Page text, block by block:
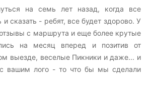
на семь лет назад, когда все
и сказать - ребят, все будет здорово. У
с маршрута и еще более крутые
на месяц вперед и позитив от
выезде, веселые Пикники и даже... и
вашим лого - то что бы мы сделали